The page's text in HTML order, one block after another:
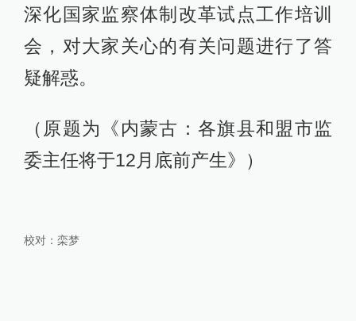
深化国家监察体制改革试点工作培训
会，对大家关心的有关问题进行了答
疑解惑。
（原题为《内蒙古：各旗县和盟市监
委主任将于12月底前产生》）
校对： 栾梦